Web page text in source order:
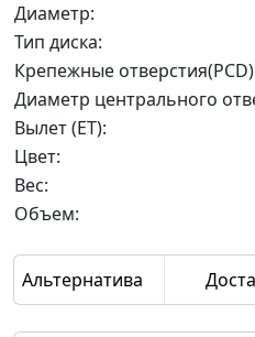
Диаметр:
Тип диска:
Крепежные
Диаметр центрального
Вылет (ET):
Цвет:
Вес:
Объем:
Альтернатива